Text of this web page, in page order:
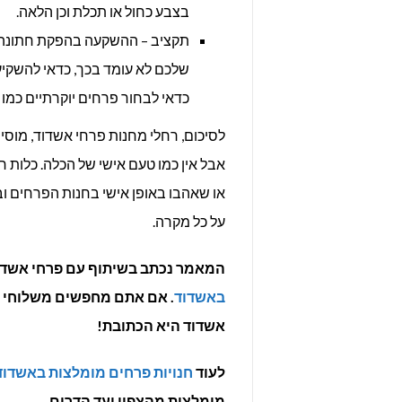
בצבע כחול או תכלת וכן הלאה.
תקציב – ההשקעה בהפקת
שלכם לא עומד בכך, כדאי
כדאי לבחור פרחים יוקרתיים
לסיכום, רחלי מחנות פרחי אשדוד,
אבל אין כמו טעם אישי של הכלה.
או שאהבו באופן אישי בחנות הפרחים
על כל מקרה.
המאמר נכתב בשיתוף עם פרחי
באשדוד. אם אתם מחפשים משלוחי
אשדוד היא הכתובת!
לעוד חנויות פרחים מומלצות